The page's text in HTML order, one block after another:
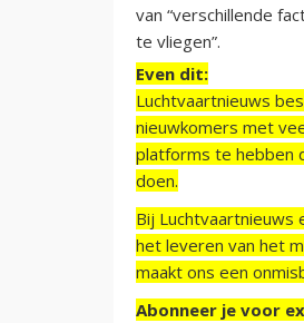
van “verschillende
te vliegen”.
Even dit:
Luchtvaartnieuws
nieuwkomers met
platforms te hebben
doen.
Bij Luchtvaartnieuws
het leveren van het
maakt ons een
Abonneer je voor